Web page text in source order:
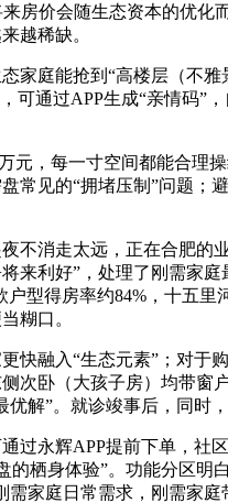
价会随生态资本的优化
越稀缺。
庭能抢到“高楼层（不雅
可通过APP生成“亲情码”
，每一寸空间都能合理操
常见的“拥堵压制”问题
消走太远，正在合肥的
来利好”，处理了刚需家
型得房率约84%，十五
糊口。
融入“生态元素”；对于
次卧（大孩子房）均带窗
解”。就诊竣事后，同时
永辉APP提前下单，社
的栖身体验”。功能分区
家庭日常需求，刚需家庭